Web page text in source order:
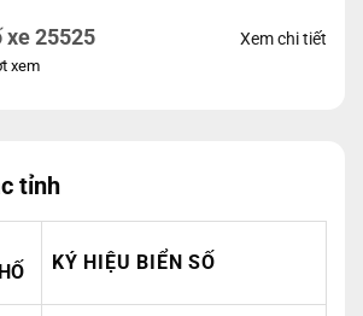
xe 25525
xem
Xem chi tiết
tỉnh
KÝ HIỆU BIỂN SỐ